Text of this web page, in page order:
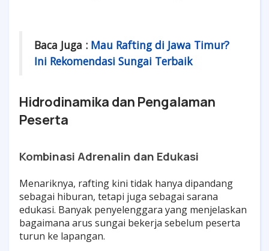
Baca Juga : Mau Rafting di Jawa Timur?
Ini Rekomendasi Sungai Terbaik
Hidrodinamika dan Pengalaman
Peserta
Kombinasi Adrenalin dan Edukasi
Menariknya, rafting kini tidak hanya dipandang
sebagai hiburan, tetapi juga sebagai sarana
edukasi. Banyak penyelenggara yang menjelaskan
bagaimana arus sungai bekerja sebelum peserta
turun ke lapangan.